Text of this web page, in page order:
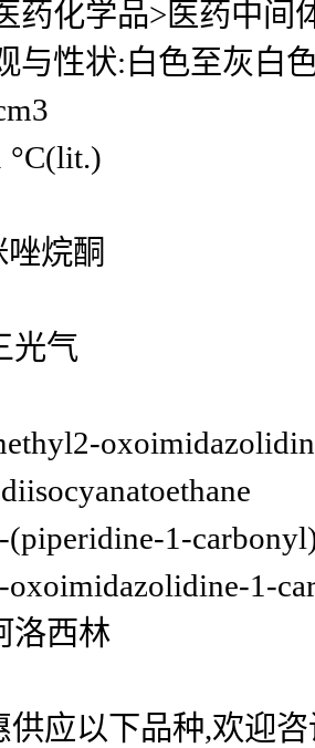
药化学品>医药中间
与性状:白色至灰白
°C(lit.)
唑烷酮
光气
(piperidine-1-
oxoimidazolidine-1-
洛西林
供应以下品种,欢迎